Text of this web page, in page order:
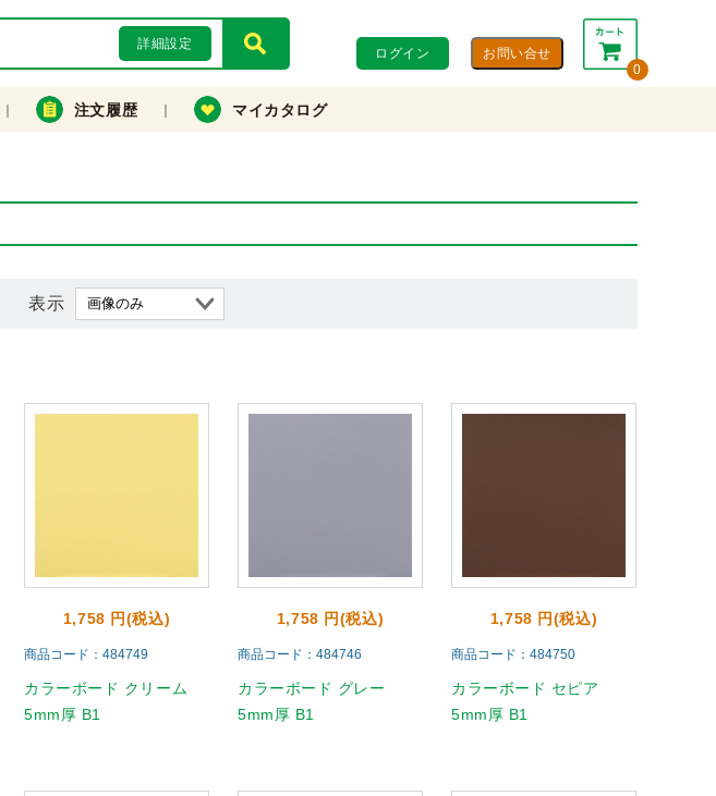
詳細設定
ログイン
0
合計： 0円
カートを見る・注文する
注文履歴 マイカタログ
表示
1,758 円(税込)
商品コード：484749
カラーボード クリーム
5mm厚 B1
1,758 円(税込)
商品コード：484746
カラーボード グレー
5mm厚 B1
1,758 円(税込)
商品コード：484750
カラーボード セピア
5mm厚 B1